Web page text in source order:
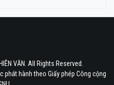
VĂN. All Rights Reserved.
phát hành theo Giấy phép Công cộng